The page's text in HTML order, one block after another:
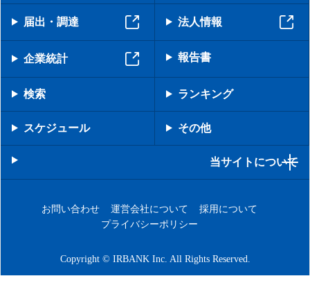
届出・調達 法人情報
企業統計 報告書
検索 ランキング
スケジュール その他
当サイトについて
お問い合わせ 運営会社について
採用について
プライバシーポリシー
Copyright © IRBANK Inc. All Rights Reserved.